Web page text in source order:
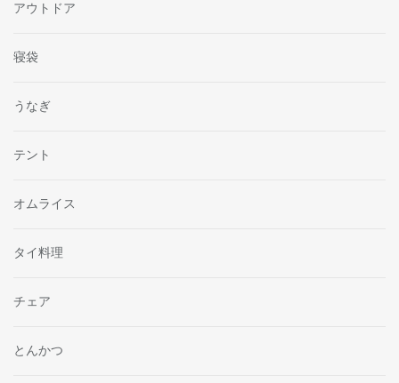
アウトドア
寝袋
うなぎ
テント
オムライス
タイ料理
チェア
とんかつ